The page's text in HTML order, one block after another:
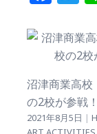
沼津商業高校
の2校が参戦！
2021年8月5日 |